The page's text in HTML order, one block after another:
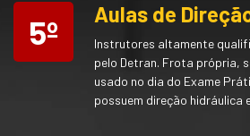
5º Aulas de
Instrutores altamente
pelo Detran. Frota própria,
usado no dia do Exame
possuem direção hidráulica